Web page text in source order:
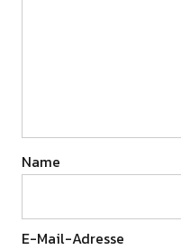
Name
E-Mail-Adresse